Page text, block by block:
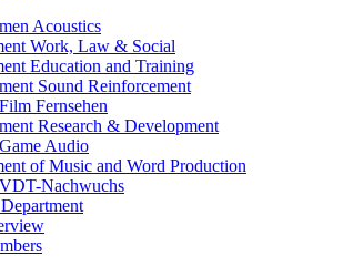
Acoustics
Work, Law & Social
Education and Training
Sound Reinforcement
Fernsehen
Research & Development
Audio
of Music and Word Production
Nachwuchs